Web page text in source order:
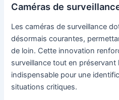
Caméras de
Les caméras de surveillance
désormais courantes,
de loin. Cette innovation
surveillance tout en préservant
indispensable pour une
situations critiques.